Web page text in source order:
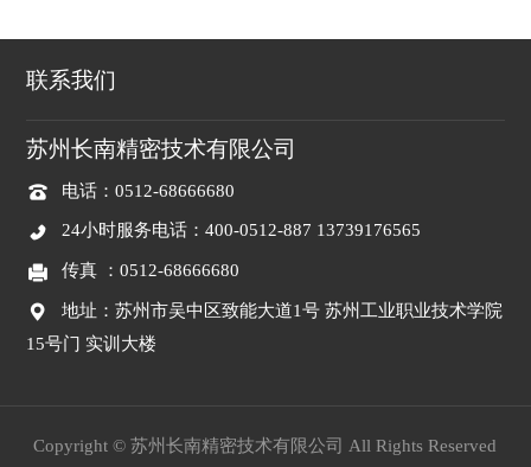
联系我们
苏州长南精密技术有限公司
电话：0512-68666680
24小时服务电话：400-0512-887 13739176565
传真 ：0512-68666680
地址：苏州市吴中区致能大道1号 苏州工业职业技术学院
15号门 实训大楼
Copyright © 苏州长南精密技术有限公司 All Rights Reserved